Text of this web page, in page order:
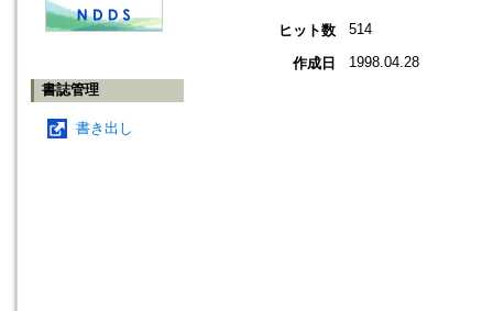
書誌管理
書き出し
ヒット数 514
作成日 1998.04.28